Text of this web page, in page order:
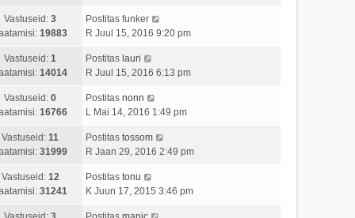
Vastuseid: 3
19883
Postitas funker
R Juul 15, 2016 9:20 pm
Vastuseid: 1
14014
Postitas lauri
R Juul 15, 2016 6:13 pm
Vastuseid: 0
16766
Postitas nonn
L Mai 14, 2016 1:49 pm
Vastuseid: 11
31999
Postitas tossom
R Jaan 29, 2016 2:49 pm
Vastuseid: 12
31241
Postitas tonu
K Juun 17, 2015 3:46 pm